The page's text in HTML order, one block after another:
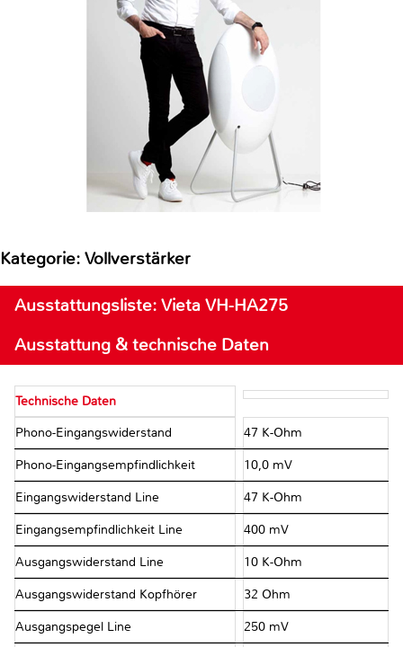
Kategorie: Vollverstärker
Ausstattungsliste: Vieta VH-HA275
Ausstattung & technische Daten
Technische Daten
Phono-Eingangswiderstand 47 K-Ohm
Phono-Eingangsempfindlichkeit 10,0 mV
Eingangswiderstand Line 47 K-Ohm
Eingangsempfindlichkeit Line 400 mV
Ausgangswiderstand Line 10 K-Ohm
Ausgangswiderstand Kopfhörer 32 Ohm
Ausgangspegel Line 250 mV